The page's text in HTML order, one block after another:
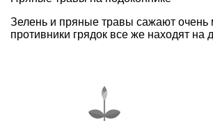
Зелень и пряные травы сажают очень
противники грядок все же находят на